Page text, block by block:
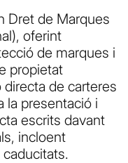
Dret de Marques
oferint
de marques i
propietat
directa de carteres
la presentació i
escrits davant
incloent
caducitats.